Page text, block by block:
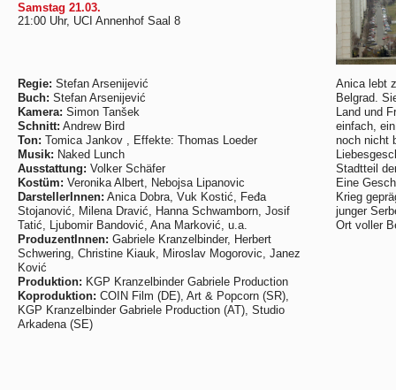
Samstag 21.03.
21:00 Uhr, UCI Annenhof Saal 8
Regie: Stefan Arsenijević
Buch: Stefan Arsenijević
Kamera: Simon Tanšek
Schnitt: Andrew Bird
Ton: Tomica Jankov , Effekte: Thomas Loeder
Musik: Naked Lunch
Ausstattung: Volker Schäfer
Kostüm: Veronika Albert, Nebojsa Lipanovic
DarstellerInnen: Anica Dobra, Vuk Kostić, Feđa
Stojanović, Milena Dravić, Hanna Schwamborn, Josif
Tatić, Ljubomir Bandović, Ana Marković, u.a.
ProduzentInnen: Gabriele Kranzelbinder, Herbert
Schwering, Christine Kiauk, Miroslav Mogorovic, Janez
Ković
Produktion: KGP Kranzelbinder Gabriele Production
Koproduktion: COIN Film (DE), Art & Popcorn (SR),
KGP Kranzelbinder Gabriele Production (AT), Studio
Arkadena (SE)
Anica lebt
Belgrad.
Land und
einfach,
noch nicht
Stadtteil
Eine
Krieg
junger
Ort voller